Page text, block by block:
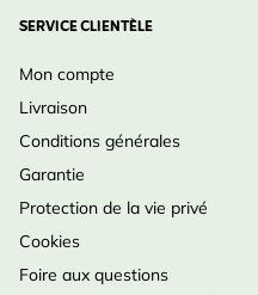
SERVICE CLIENTÈLE
Mon compte
Livraison
Conditions générales
Garantie
Protection de la vie privé
Cookies
Foire aux questions